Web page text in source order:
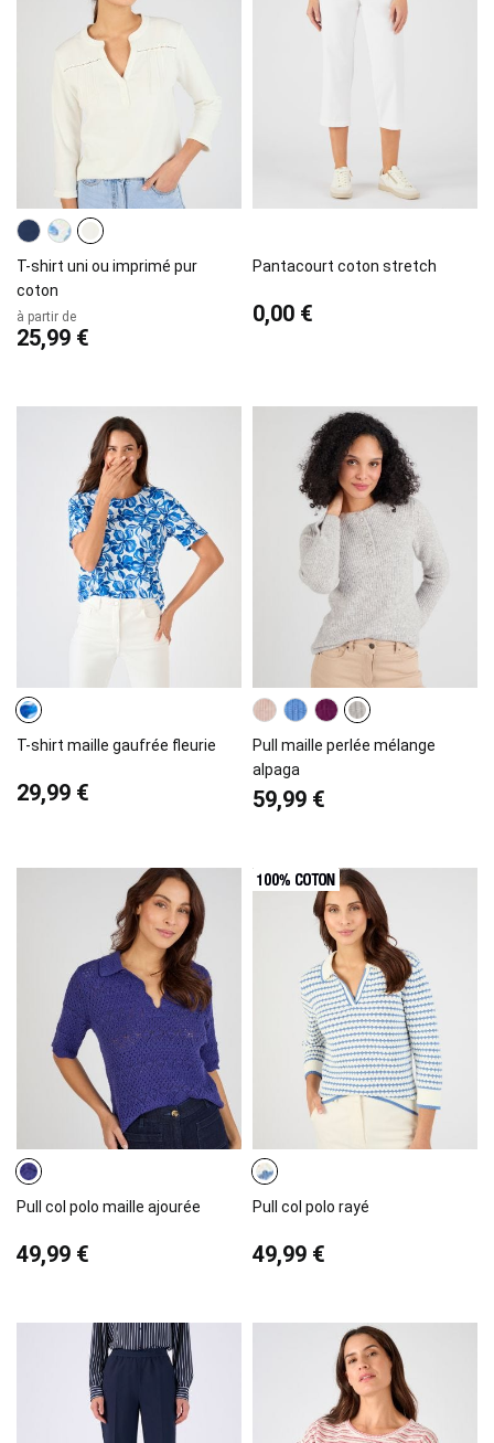
T-shirt uni ou imprimé pur
coton
à partir de
25,99 €
Pantacourt coton stretch
0,00 €
T-shirt maille gaufrée fleurie
29,99 €
Pull maille perlée mélange
alpaga
59,99 €
Pull col polo maille ajourée
49,99 €
Pull col polo rayé
49,99 €